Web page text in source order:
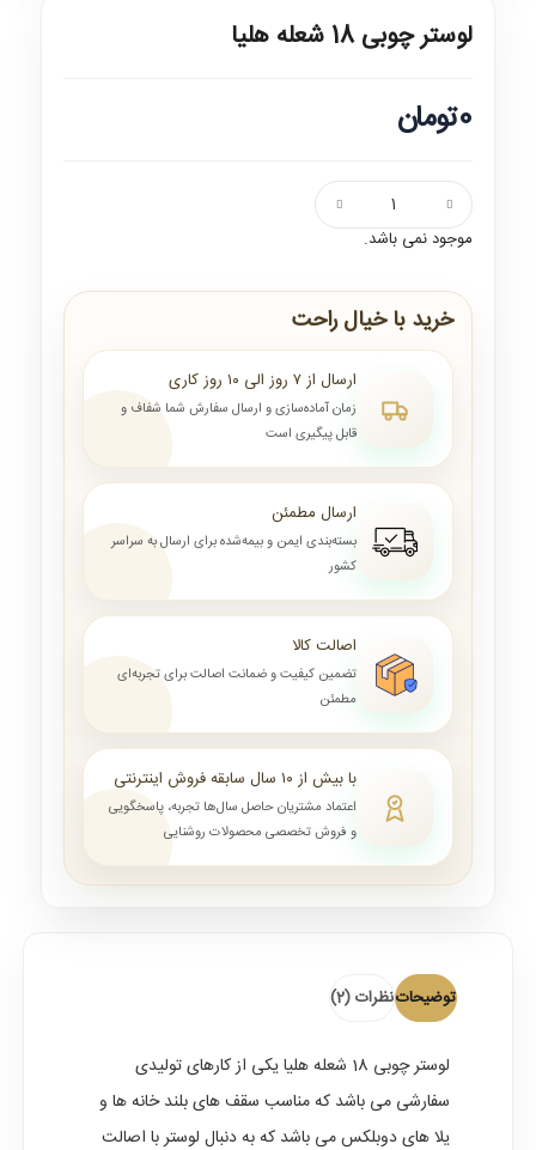
لوستر چوبی 18 شعله هلیا
0تومان
موجود نمی باشد.
خرید با خیال راحت
ارسال از ۷ روز الی ۱۰ روز کاری
زمان آماده‌سازی و ارسال سفارش شما شفاف و
قابل پیگیری است
ارسال مطمئن
بسته‌بندی ایمن و بیمه‌شده برای ارسال به سراسر
کشور
اصالت کالا
تضمین کیفیت و ضمانت اصالت برای تجربه‌ای
مطمئن
با بیش از ۱۰ سال سابقه فروش اینترنتی
اعتماد مشتریان حاصل سال‌ها تجربه، پاسخگویی
و فروش تخصصی محصولات روشنایی
توضیحاتنظرات (2)
لوستر چوبی 18 شعله هلیا
یکی از کارهای تولیدی
سفارشی می باشد که مناسب سقف های بلند خانه ها و
یلا های دوبلکس می باشد که به دنبال لوستر با اصالت